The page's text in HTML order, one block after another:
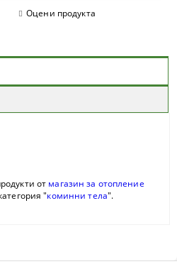
Оцени продукта
от магазин за отопление
"коминни тела".